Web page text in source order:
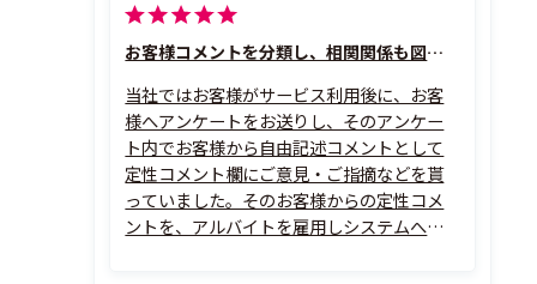
お客様コメントを分類し、相関関係も図示し課題の深堀に貢献
当社ではお客様がサービス利用後に、お客
様へアンケートをお送りし、そのアンケー
ト内でお客様から自由記述コメントとして
定性コメント欄にご意見・ご指摘などを貰
っていました。そのお客様からの定性コメ
ントを、アルバイトを雇用しシステムへの